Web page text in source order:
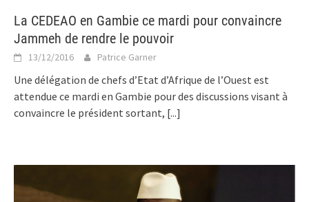
La CEDEAO en Gambie ce mardi pour convaincre
Jammeh de rendre le pouvoir
13/12/2016 Patrice Garner
Une délégation de chefs d’Etat d’Afrique de l’Ouest est
attendue ce mardi en Gambie pour des discussions visant à
convaincre le président sortant, [...]